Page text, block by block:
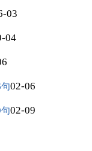
03
04
02-06
02-09